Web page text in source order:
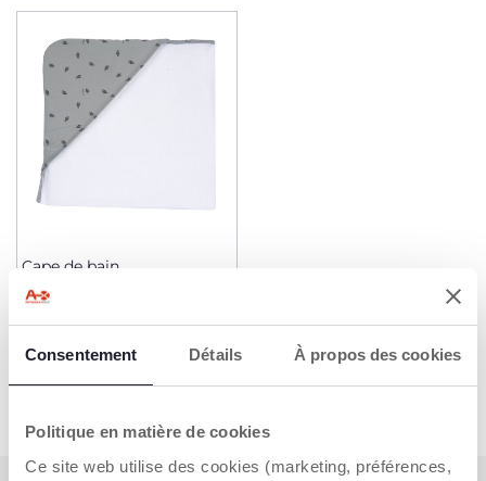
Consentement Détails À propos des cookies
Politique en matière de cookies
Ce site web utilise des cookies (marketing, préférences,
Cape de bain
29,99 €
AJOUTER